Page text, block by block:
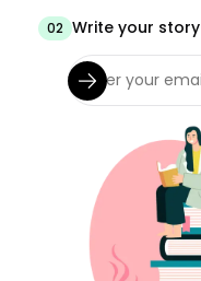
02 Write your story